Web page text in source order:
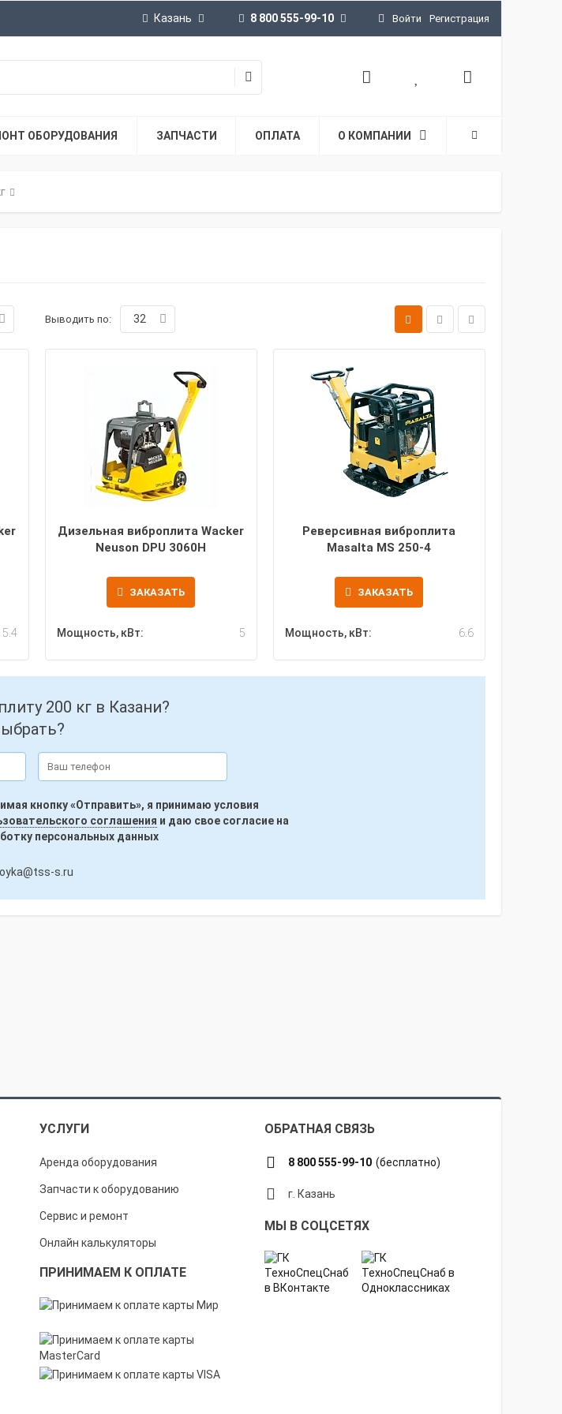
Казань 8 800 555-99-10 Войти Регистрация
ОБОРУДОВАНИЯ ЗАПЧАСТИ ОПЛАТА О КОМПАНИИ
Выводить по: 32
5.4
Дизельная виброплита Wacker
Neuson DPU 3060H
ЗАКАЗАТЬ
Мощность, кВт: 5
Реверсивная виброплита
Masalta MS 250-4
ЗАКАЗАТЬ
Мощность, кВт: 6.6
200 кг в Казани?
кнопку «Отправить», я принимаю условия
соглашения и даю свое согласие на
персональных данных
s.ru
УСЛУГИ ОБРАТНАЯ СВЯЗЬ
Аренда оборудования
Запчасти к оборудованию
Сервис и ремонт
Онлайн калькуляторы
ПРИНИМАЕМ К ОПЛАТЕ
8 800 555-99-10 (бесплатно)
г. Казань
МЫ В СОЦСЕТЯХ